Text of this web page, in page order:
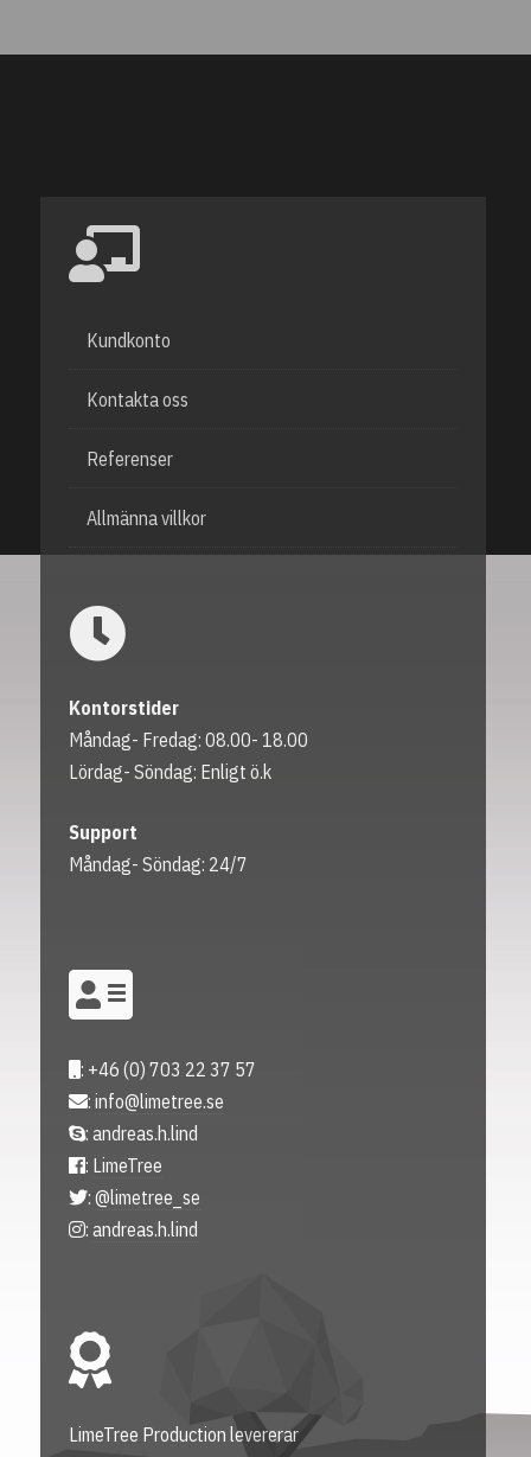
Kundkonto
Kontakta oss
Referenser
Allmänna villkor
Kontorstider
Måndag- Fredag: 08.00- 18.00
Lördag- Söndag: Enligt ö.k
Support
Måndag- Söndag: 24/7
: +46 (0) 703 22 37 57
: info@limetree.se
: andreas.h.lind
: LimeTree
: @limetree_se
: andreas.h.lind
LimeTree Production levererar